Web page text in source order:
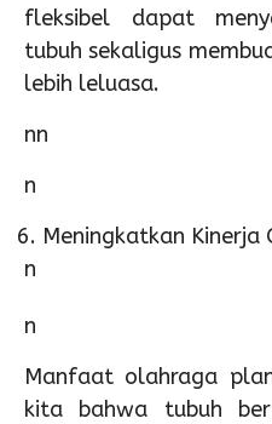
fleksibel dapat
tubuh sekaligus
lebih leluasa.
nn
n
Meningkatkan Kinerja
n
n
Manfaat olahraga
kita bahwa tubuh